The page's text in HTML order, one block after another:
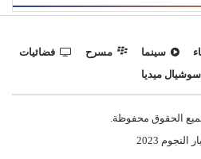
سينما مسرح
فضائيات
سوشيال ميديا
النجوم 2023